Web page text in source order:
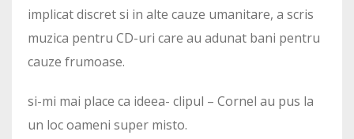
implicat discret si in alte cauze umanitare, a scris
muzica pentru CD-uri care au adunat bani pentru
cauze frumoase.
si-mi mai place ca ideea- clipul – Cornel au pus la
un loc oameni super misto.